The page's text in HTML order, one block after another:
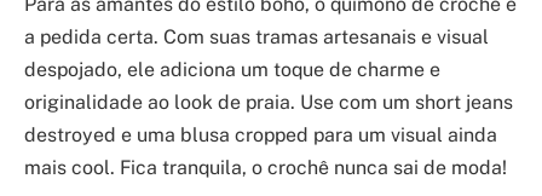
a pedida certa. Com suas tramas artesanais e visual
despojado, ele adiciona um toque de charme e
originalidade ao look de praia. Use com um short jeans
destroyed e uma blusa cropped para um visual ainda
mais cool. Fica tranquila, o crochê nunca sai de moda!